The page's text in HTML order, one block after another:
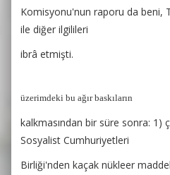
Komisyonu'nun raporu da beni,
ile diğer ilgilileri
ibrâ etmişti.
üzerimdeki bu ağır baskıların
kalkmasından bir süre sonra: 1)
Sosyalist Cumhuriyetleri
Birliği'nden kaçak nükleer